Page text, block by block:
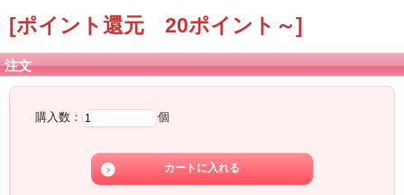
[ポイント還元 20ポイント～]
注文
購入数： 個